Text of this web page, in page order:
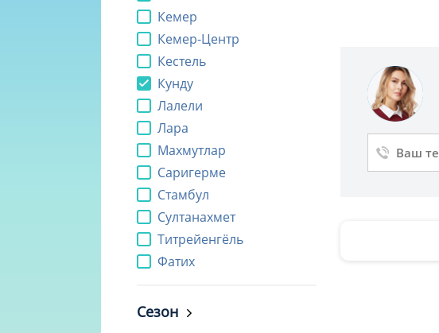
Кемер
Кемер-Центр
Кестель
Кунду
Лалели
Лара
Махмутлар
Саригерме
Стамбул
Султанахмет
Титрейенгёль
Фатих
Сезон